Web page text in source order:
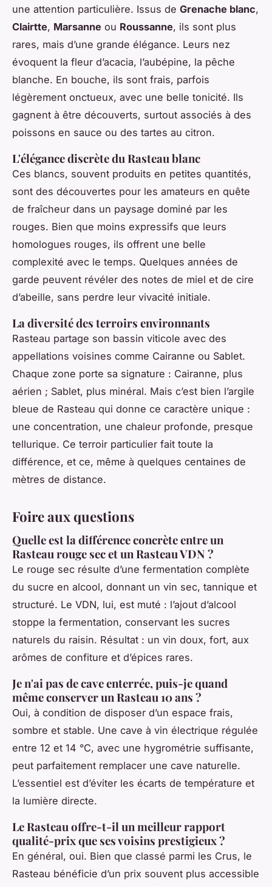
une attention particulière. Issus de Grenache blanc,
Clairtte, Marsanne ou Roussanne, ils sont plus
rares, mais d’une grande élégance. Leurs nez
évoquent la fleur d’acacia, l’aubépine, la pêche
blanche. En bouche, ils sont frais, parfois
légèrement onctueux, avec une belle tonicité. Ils
gagnent à être découverts, surtout associés à des
poissons en sauce ou des tartes au citron.
L'élégance discrète du Rasteau blanc
Ces blancs, souvent produits en petites quantités,
sont des découvertes pour les amateurs en quête
de fraîcheur dans un paysage dominé par les
rouges. Bien que moins expressifs que leurs
homologues rouges, ils offrent une belle
complexité avec le temps. Quelques années de
garde peuvent révéler des notes de miel et de cire
d’abeille, sans perdre leur vivacité initiale.
La diversité des terroirs environnants
Rasteau partage son bassin viticole avec des
appellations voisines comme Cairanne ou Sablet.
Chaque zone porte sa signature : Cairanne, plus
aérien ; Sablet, plus minéral. Mais c’est bien l’argile
bleue de Rasteau qui donne ce caractère unique :
une concentration, une chaleur profonde, presque
tellurique. Ce terroir particulier fait toute la
différence, et ce, même à quelques centaines de
mètres de distance.
Foire aux questions
Quelle est la différence concrète entre un
Rasteau rouge sec et un Rasteau VDN ?
Le rouge sec résulte d’une fermentation complète
du sucre en alcool, donnant un vin sec, tannique et
structuré. Le VDN, lui, est muté : l’ajout d’alcool
stoppe la fermentation, conservant les sucres
naturels du raisin. Résultat : un vin doux, fort, aux
arômes de confiture et d’épices rares.
Je n'ai pas de cave enterrée, puis-je quand
même conserver un Rasteau 10 ans ?
Oui, à condition de disposer d’un espace frais,
sombre et stable. Une cave à vin électrique régulée
entre 12 et 14 °C, avec une hygrométrie suffisante,
peut parfaitement remplacer une cave naturelle.
L’essentiel est d’éviter les écarts de température et
la lumière directe.
Le Rasteau offre-t-il un meilleur rapport
qualité-prix que ses voisins prestigieux ?
En général, oui. Bien que classé parmi les Crus, le
Rasteau bénéficie d’un prix souvent plus accessible